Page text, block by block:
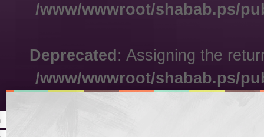
/www/wwwroot/shabab.ps/
Deprecated: Assigning the
/www/wwwroot/shabab.ps/